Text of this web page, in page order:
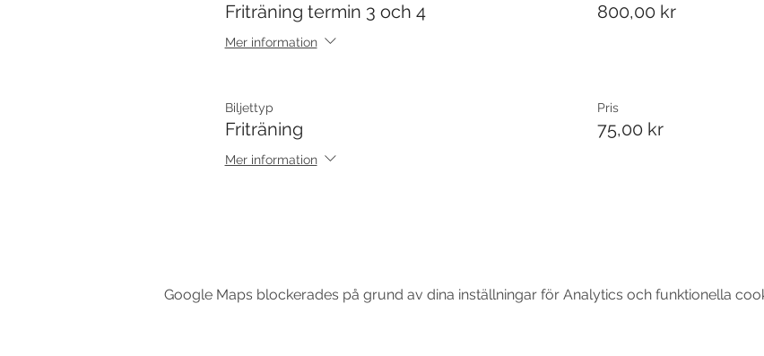
Friträning termin 3 och 4
Mer information
800,00 kr
Biljettyp
Friträning
Mer information
Pris
75,00 kr
Google Maps blockerades på grund av dina inställningar för Analytics och funktionella